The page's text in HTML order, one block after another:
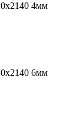
4мм
6мм